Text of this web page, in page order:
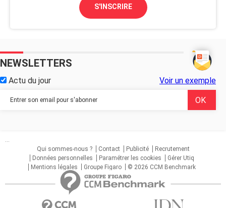
S'INSCRIRE
NEWSLETTERS
Actu du jour Voir un exemple
...
Qui sommes-nous ?
Contact Publicité
Recrutement
Données personnelles
Paramétrer les cookies
Gérer Utiq
Mentions légales
Groupe Figaro © 2026 CCM Benchmark